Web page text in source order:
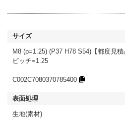
M8 (p=1.25) (P37 H78 S54)【都度見積
ピッチ=1.25
C002C7080370785400
生地(素材)